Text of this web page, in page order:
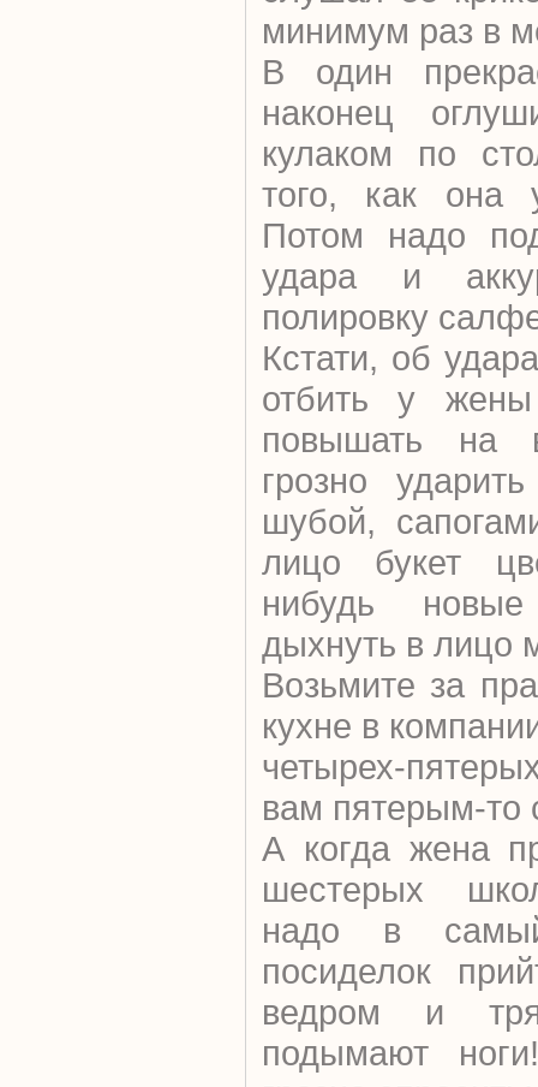
минимум раз в
В один
наконец
кулаком по
того, как она
Потом надо
удара и
полировку
Кстати, об
отбить у
повышать на
грозно
шубой,
лицо букет
нибудь
дыхнуть в лицо
Возьмите за
кухне в
четырех-
вам пятерым-то
А когда жена
шестерых
надо в
посиделок
ведром и
подымают